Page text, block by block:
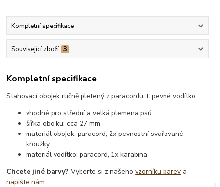
Kompletní specifikace
Související zboží 3
Kompletní specifikace
Stahovací obojek ručně pletený z paracordu + pevné vodítko
vhodné pro střední a velká plemena psů
šířka obojku: cca 27 mm
materiál obojek: paracord, 2x pevnostní svařované
kroužky
materiál vodítko: paracord, 1x karabina
Chcete jiné barvy? Vyberte si z našehovzorníku barev a
napište nám.